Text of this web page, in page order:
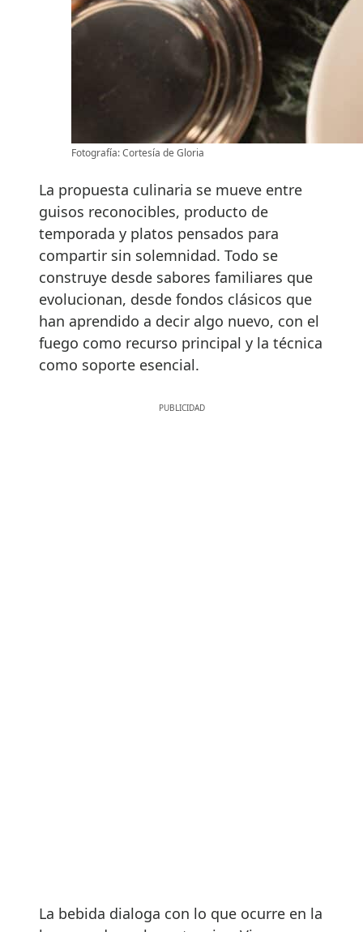
Fotografía: Cortesía de Gloria
La propuesta culinaria se mueve entre
guisos reconocibles, producto de
temporada y platos pensados para
compartir sin solemnidad. Todo se
construye desde sabores familiares que
evolucionan, desde fondos clásicos que
han aprendido a decir algo nuevo, con el
fuego como recurso principal y la técnica
como soporte esencial.
La bebida dialoga con lo que ocurre en la